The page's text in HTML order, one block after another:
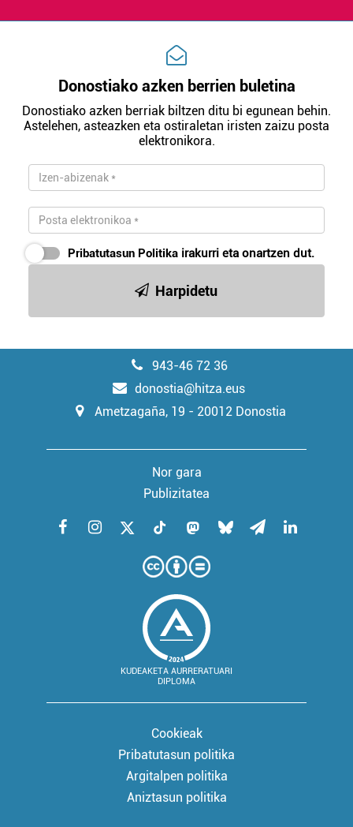
Donostiako azken berrien buletina
Donostiako azken berriak biltzen ditu bi egunean behin.
Astelehen, asteazken eta ostiraletan iristen zaizu posta
elektronikora.
Pribatutasun Politika irakurri eta onartzen dut.
Harpidetu
943-46 72 36
donostia@hitza.eus
Ametzagaña, 19 - 20012 Donostia
Nor gara
Publizitatea
KUDEAKETA AURRERATUARI
DIPLOMA
Cookieak
Pribatutasun politika
Argitalpen politika
Aniztasun politika